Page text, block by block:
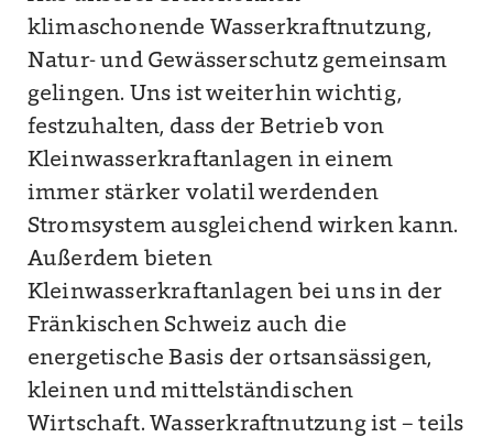
klimaschonende Wasserkraftnutzung,
Natur- und Gewässerschutz gemeinsam
gelingen. Uns ist weiterhin wichtig,
festzuhalten, dass der Betrieb von
Kleinwasserkraftanlagen in einem
immer stärker volatil werdenden
Stromsystem ausgleichend wirken kann.
Außerdem bieten
Kleinwasserkraftanlagen bei uns in der
Fränkischen Schweiz auch die
energetische Basis der ortsansässigen,
kleinen und mittelständischen
Wirtschaft. Wasserkraftnutzung ist – teils